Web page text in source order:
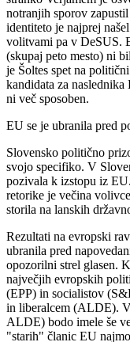
notranjih sporov
identiteto je najprej
volitvami pa v DeSUS.
(skupaj peto mesto) ni
je Šoltes spet na
kandidata za
ni več sposoben.
EU se je ubranila pred
Slovensko politično
svojo specifiko. V
pozivala k izstopu iz
retorike je večina
storila na lanskih
Rezultati na evropski
ubranila pred
opozorilni strel glasen.
največjih evropskih
(EPP) in socialistov
in liberalcem (ALDE).
ALDE) bodo imele še
"starih" članic EU